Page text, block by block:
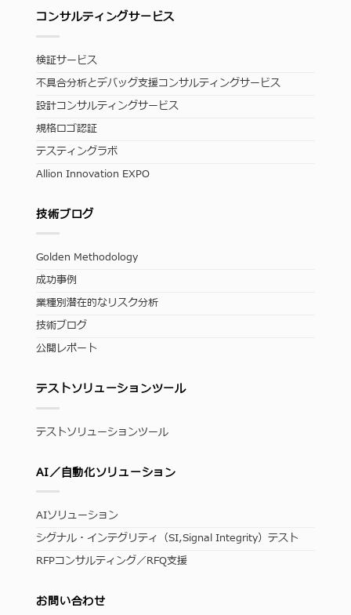
コンサルティングサービス
検証サービス
不具合分析とデバッグ支援コンサルティングサービス
設計コンサルティングサービス
規格ロゴ認証
テスティングラボ
Allion Innovation EXPO
技術ブログ
Golden Methodology
成功事例
業種別潜在的なリスク分析
技術ブログ
公開レポート
テストソリューションツール
テストソリューションツール
AI／自動化ソリューション
AIソリューション
シグナル・インテグリティ（SI,Signal Integrity）テスト
RFPコンサルティング／RFQ支援
お問い合わせ